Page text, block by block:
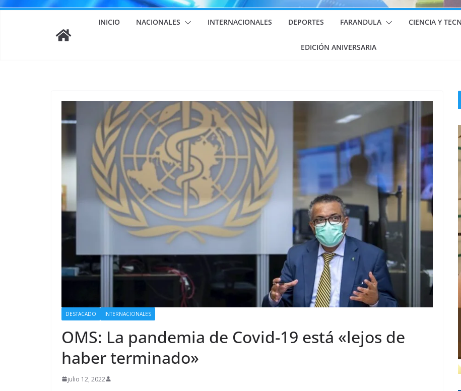
INICIO NACIONALES INTERNACIONALES DEPORTES FARANDULA CIENCIA Y
EDICIÓN ANIVERSARIA
DESTACADO INTERNACIONALES
OMS: La pandemia de Covid-19 está «lejos de
haber terminado»
julio 12, 2022